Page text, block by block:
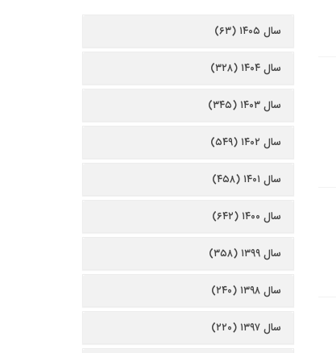
سال ۱۴۰۵ (۶۳)
سال ۱۴۰۴ (۳۲۸)
سال ۱۴۰۳ (۳۴۵)
سال ۱۴۰۲ (۵۴۹)
سال ۱۴۰۱ (۴۵۸)
سال ۱۴۰۰ (۶۴۲)
سال ۱۳۹۹ (۳۵۸)
سال ۱۳۹۸ (۲۴۰)
سال ۱۳۹۷ (۲۲۰)